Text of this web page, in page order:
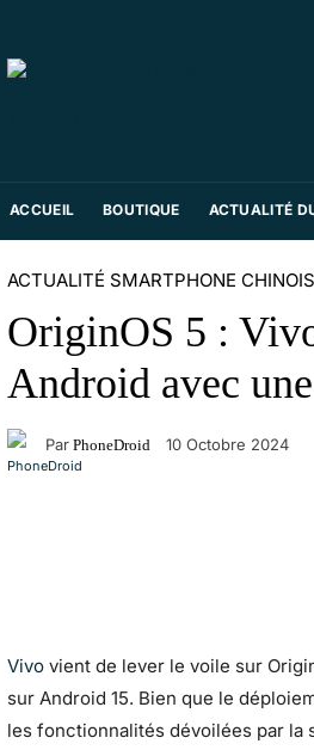
ACCUEIL BOUTIQUE ACTUALITÉ
ACTUALITÉ SMARTPHONE CHINOIS
OriginOS 5 :
Android avec
Par PhoneDroid 10 Octobre 2024
Vivo vient de lever le voile sur
sur Android 15. Bien que le
les fonctionnalités dévoilées par la